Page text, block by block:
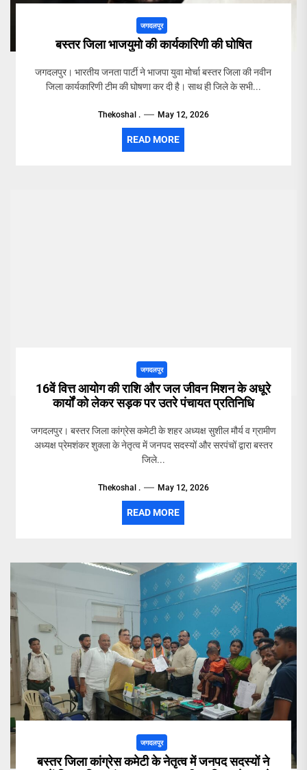
जगदलपुर
बस्तर जिला भाजयुमो की कार्यकारिणी की घोषित
जगदलपुर। भारतीय जनता पार्टी ने भाजपा युवा मोर्चा बस्तर जिला की नवीन
जिला कार्यकारिणी टीम की घोषणा कर दी है। साथ ही जिले के सभी...
Thekoshal . May 12, 2026
READ MORE
जगदलपुर
16वें वित्त आयोग की राशि और जल जीवन मिशन के अधूरे
कार्यों को लेकर सड़क पर उतरे पंचायत प्रतिनिधि
जगदलपुर। बस्तर जिला कांग्रेस कमेटी के शहर अध्यक्ष सुशील मौर्य व ग्रामीण
अध्यक्ष प्रेमशंकर शुक्ला के नेतृत्व में जनपद सदस्यों और सरपंचों द्वारा बस्तर
जिले...
Thekoshal . May 12, 2026
READ MORE
जगदलपुर
बस्तर जिला कांग्रेस कमेटी के नेतृत्व में जनपद सदस्यों ने